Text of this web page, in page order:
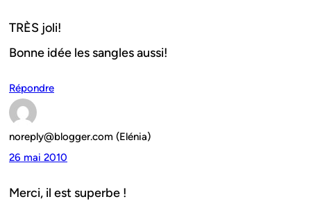
TRÈS joli!
Bonne idée les sangles aussi!
Répondre
noreply@blogger.com (Elénia)
26 mai 2010
Merci, il est superbe !